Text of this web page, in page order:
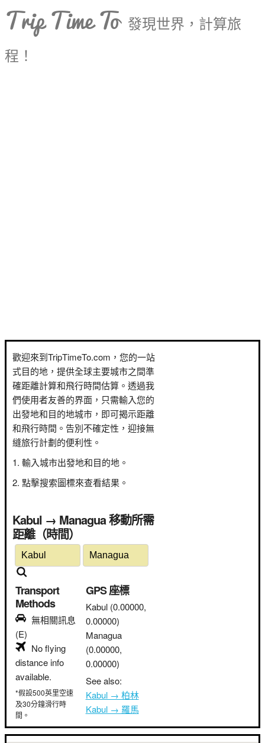
Trip Time To 發現世界，計算旅
程！
歡迎來到TripTimeTo.com，您的一站
式目的地，提供全球主要城市之間準
確距離計算和飛行時間估算。透過我
們使用者友善的界面，只需輸入您的
出發地和目的地城市，即可揭示距離
和飛行時間。告別不確定性，迎接無
縫旅行計劃的便利性。
輸入城市出發地和目的地。
點擊搜索圖標來查看結果。
Kabul → Managua 移動所需
距離（時間）
Transport
Methods
無相關訊息
(E)
No flying
distance info
available.
*假設500英里空速
及30分鐘滑行時
間。
GPS 座標
Kabul (0.00000,
0.00000)
Managua
(0.00000,
0.00000)
See also:
Kabul → 柏林
Kabul → 羅馬